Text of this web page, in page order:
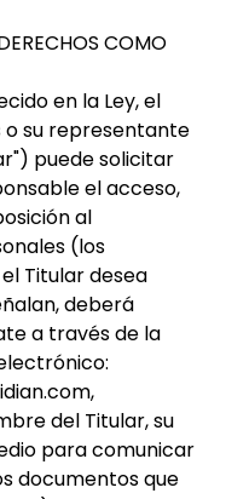
COMO
en la Ley, el
o su representante
puede solicitar
el acceso,
al
(los
Titular desea
deberá
a través de la
del Titular, su
para comunicar
documentos que